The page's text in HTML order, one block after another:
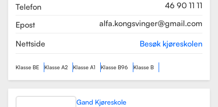
Telefon
46 90 11 11
Epost
alfa.kongsvinger@gmail.com
Nettside Besøk kjøreskolen
Klasse BE Klasse A2 Klasse A1 Klasse B96 Klasse B
Gand Kjøreskole